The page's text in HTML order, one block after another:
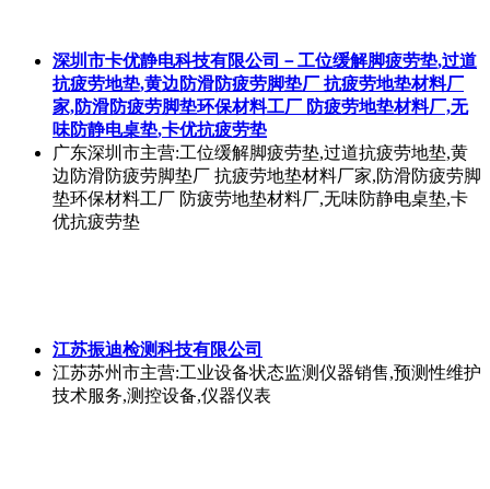
深圳市卡优静电科技有限公司－工位缓解脚疲劳垫,过道
抗疲劳地垫,黄边防滑防疲劳脚垫厂 抗疲劳地垫材料厂
家,防滑防疲劳脚垫环保材料工厂 防疲劳地垫材料厂,无
味防静电桌垫,卡优抗疲劳垫
广东深圳市主营:工位缓解脚疲劳垫,过道抗疲劳地垫,黄
边防滑防疲劳脚垫厂 抗疲劳地垫材料厂家,防滑防疲劳脚
垫环保材料工厂 防疲劳地垫材料厂,无味防静电桌垫,卡
优抗疲劳垫
江苏振迪检测科技有限公司
江苏苏州市主营:工业设备状态监测仪器销售,预测性维护
技术服务,测控设备,仪器仪表